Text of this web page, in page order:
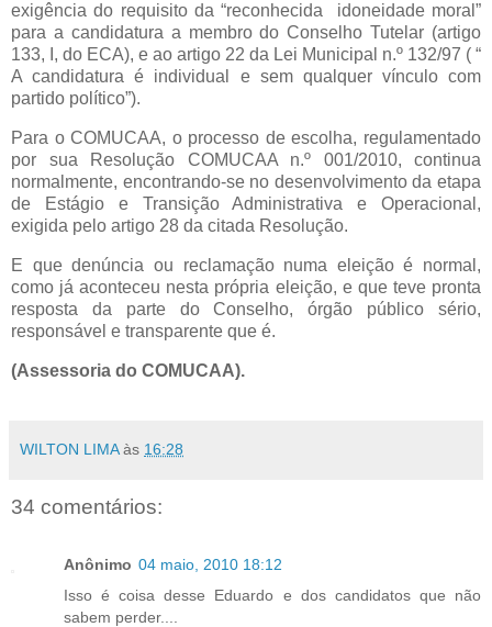
exigência do requisito da “reconhecida idoneidade moral”
para a candidatura a membro do Conselho Tutelar (artigo
133, I, do ECA), e ao artigo 22 da Lei Municipal n.º 132/97 ( “
A candidatura é individual e sem qualquer vínculo com
partido político”).
Para o COMUCAA, o processo de escolha, regulamentado
por sua Resolução COMUCAA n.º 001/2010, continua
normalmente, encontrando-se no desenvolvimento da etapa
de Estágio e Transição Administrativa e Operacional,
exigida pelo artigo 28 da citada Resolução.
E que denúncia ou reclamação numa eleição é normal,
como já aconteceu nesta própria eleição, e que teve pronta
resposta da parte do Conselho, órgão público sério,
responsável e transparente que é.
(Assessoria do COMUCAA).
WILTON LIMA às 16:28
34 comentários:
Anônimo 04 maio, 2010 18:12
Isso é coisa desse Eduardo e dos candidatos que não
sabem perder....